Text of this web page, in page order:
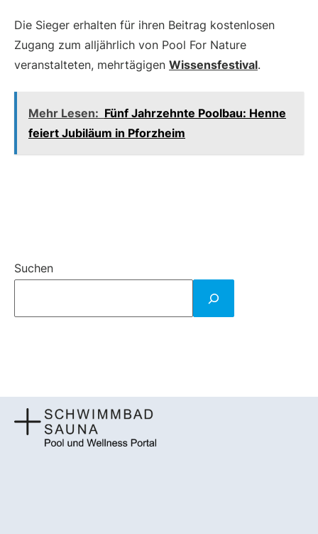
Die Sieger erhalten für ihren Beitrag kostenlosen
Zugang zum alljährlich von Pool For Nature
veranstalteten, mehrtägigen Wissensfestival.
Mehr Lesen: Fünf Jahrzehnte Poolbau: Henne
feiert Jubiläum in Pforzheim
Suchen